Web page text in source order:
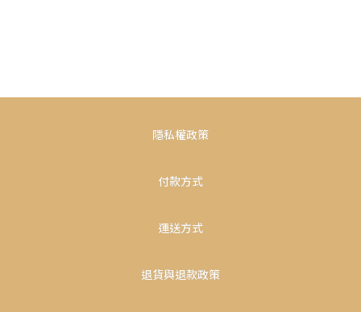
隱私權政策
付款方式
運送方式
退貨與退款政策